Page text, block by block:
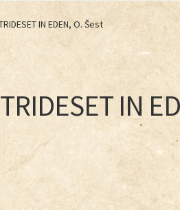
Naša zgodbaOdkup knjig
IN EDEN, O. Šest
IN